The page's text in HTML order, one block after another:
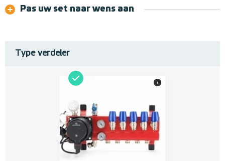
Pas uw set naar wens aan
Type verdeler
i